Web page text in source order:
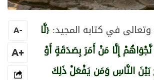
وتعالى في كتابه المجيد: {لَّا
إِلَّا مَنْ أَمَرَ بِصَدَقَةٍ أَوْ
النَّاسِ وَمَن يَفْعَلْ ذَلِكَ
-
A
+A